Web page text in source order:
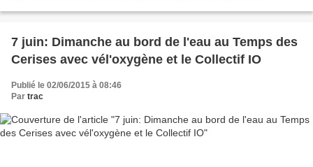
7 juin: Dimanche au bord de l'eau au Temps des
Cerises avec vél'oxygène et le Collectif IO
Publié le 02/06/2015 à 08:46
Par trac